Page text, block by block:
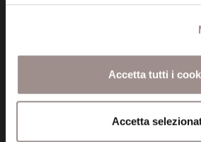
Accetta tutti i
Accetta
Informazioni
Amministrazione trasparente